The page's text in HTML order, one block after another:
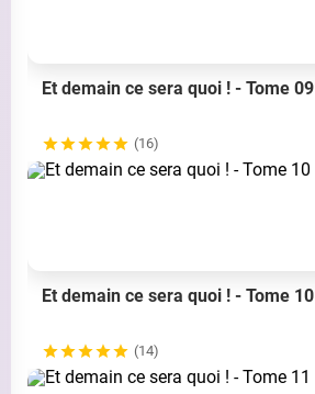
Et demain ce sera quoi ! - Tome 09
(16)
Et demain ce sera quoi ! - Tome 10
(14)